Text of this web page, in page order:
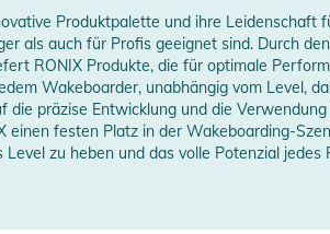
Produktpalette und ihre
als auch für Profis geeignet sind. Durch
RONIX Produkte, die für optimale
Wakeboarder, unabhängig vom Level,
präzise Entwicklung und die
festen Platz in der Wakeboarding-
zu heben und das volle Potenzial jedes